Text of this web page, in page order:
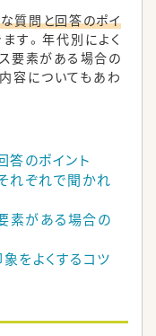
質問と回答のポイ
す。年代別によく
要素がある場合の
容についてもあわ
のポイント
れぞれで聞かれ
素がある場合の
をよくするコツ